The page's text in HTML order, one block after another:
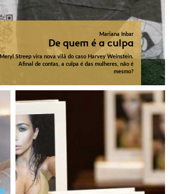
Mariana Inbar
De quem é a culpa
Meryl Streep vira nova vilã do caso Harvey Weinstein.
Afinal de contas, a culpa é das mulheres, não é
mesmo?